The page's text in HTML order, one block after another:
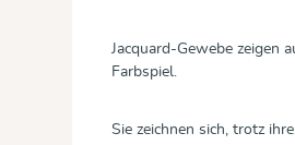
Jacquard-Gewebe zeigen
Farbspiel.
Sie zeichnen sich, trotz